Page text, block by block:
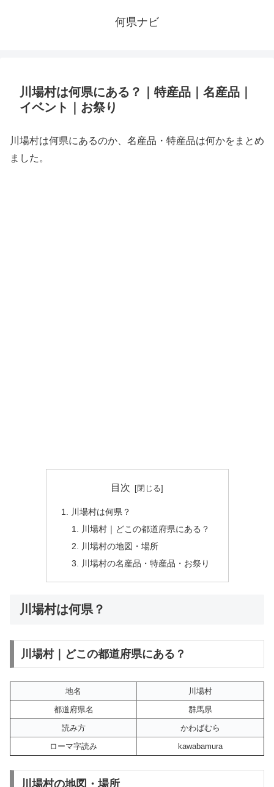
何県ナビ
川場村は何県にある？｜特産品｜名産品｜
イベント｜お祭り
川場村は何県にあるのか、名産品・特産品は何かをまとめ
ました。
目次
川場村は何県？
川場村｜どこの都道府県にある？
川場村の地図・場所
川場村の名産品・特産品・お祭り
川場村は何県？
川場村｜どこの都道府県にある？
地名
川場村
都道府県名
群馬県
読み方
かわばむら
ローマ字読み
kawabamura
川場村の地図・場所